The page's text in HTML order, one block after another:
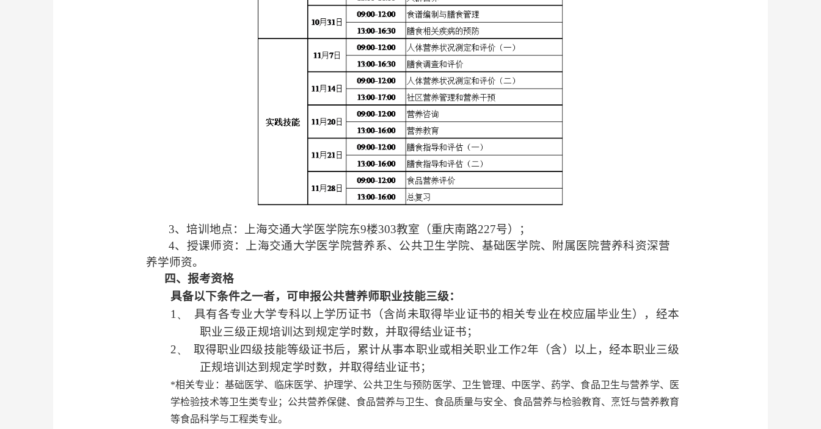
3、培训地点： 上海交通大学医学院东9楼303教室 （重庆南路227号）；
4、授课师资：上海交通大学医学院营养系、公共卫生学院、基础医学院、附属医院营养科资深营
养学师资。
四、报考资格
具备以下条件之一者，可申报公共营养师职业技能三级：
1、
具有各专业大学专科以上学历证书（含尚未取得毕业证书的相关专业在校应届毕业生），经本
职业三级正规培训达到规定学时数，并取得结业证书；
2、
取得职业四级技能等级证书后，累计从事本职业或相关职业工作2年（含）以上，经本职业三级
正规培训达到规定学时数，并取得结业证书；
*相关专业：基础医学、临床医学、护理学、公共卫生与预防医学、卫生管理、中医学、药学、食品卫生与营养学、医
学检验技术等卫生类专业；公共营养保健、食品营养与卫生、食品质量与安全、食品营养与检验教育、烹饪与营养教育
等食品科学与工程类专业。